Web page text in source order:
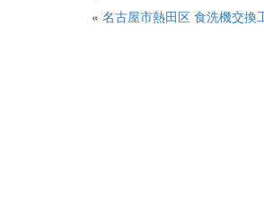
« 名古屋市熱田区 食洗機交換